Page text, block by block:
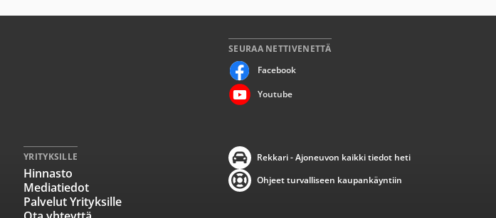
SEURAA NETTIVENETTÄ
Facebook
Youtube
YRITYKSILLE
Hinnasto
Mediatiedot
Palvelut Yrityksille
Rekkari - Ajoneuvon kaikki tiedot heti
Ohjeet turvalliseen kaupankäyntiin